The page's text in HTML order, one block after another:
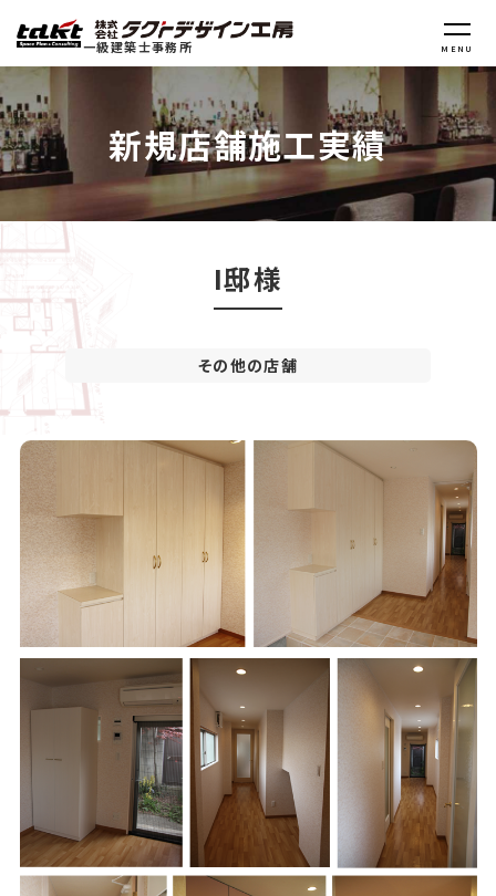
一級建築士事務所 MENU
新規店舗施工実績
I邸様
その他の店舗